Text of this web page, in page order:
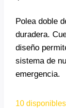
Polea doble
duradera.
diseño
sistema de
emergencia.
10 disponibles